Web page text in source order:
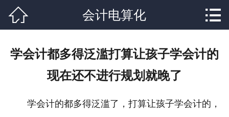
 会计电算化 
学会计都多得泛滥打算让孩子学会计的
现在还不进行规划就晚了
学会计的都多得泛滥了，打算让孩子学会计的，